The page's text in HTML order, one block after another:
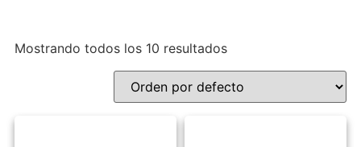
Mostrando todos los 10 resultados